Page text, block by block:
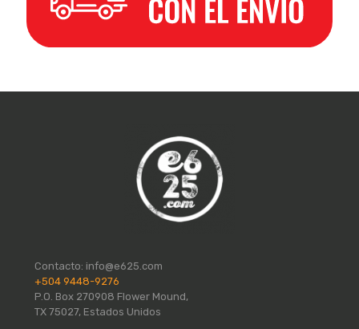
Contacto: info@e625.com
+504 9448-9276
P.O. Box 270908 Flower Mound,
TX 75027, Estados Unidos